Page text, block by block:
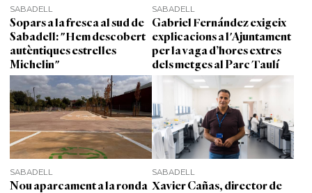
SABADELL
Sopars a la fresca al sud de
Sabadell: "Hem descobert
autèntiques estrelles
Michelin"
SABADELL
Gabriel Fernández exigeix
explicacions a l'Ajuntament
per la vaga d’hores extres
dels metges al Parc Taulí
SABADELL
Nou aparcament a la ronda
SABADELL
Xavier Cañas, director de